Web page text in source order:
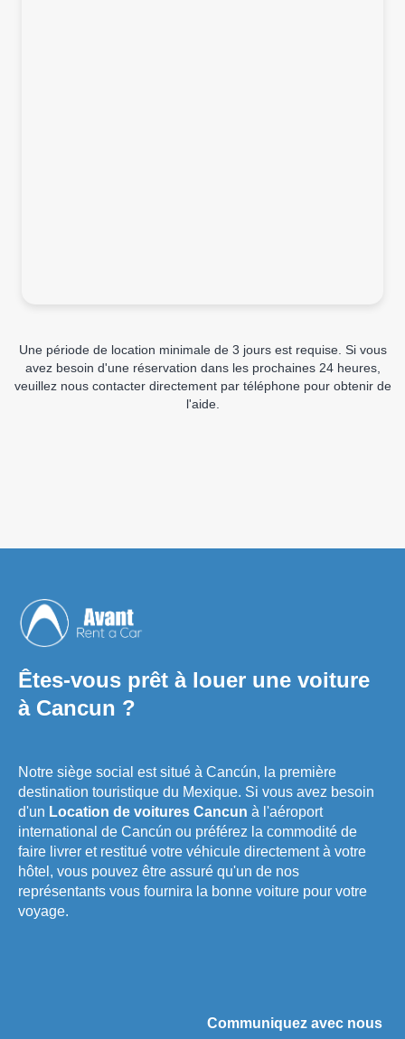
Une période de location minimale de 3 jours est requise. Si vous
avez besoin d'une réservation dans les prochaines 24 heures,
veuillez nous contacter directement par téléphone pour obtenir de
l'aide.
Êtes-vous prêt à louer une voiture
à Cancun ?
Notre siège social est situé à Cancún, la première
destination touristique du Mexique. Si vous avez besoin
d'un Location de voitures Cancun à l'aéroport
international de Cancún ou préférez la commodité de
faire livrer et restitué votre véhicule directement à votre
hôtel, vous pouvez être assuré qu'un de nos
représentants vous fournira la bonne voiture pour votre
voyage.
Communiquez avec nous